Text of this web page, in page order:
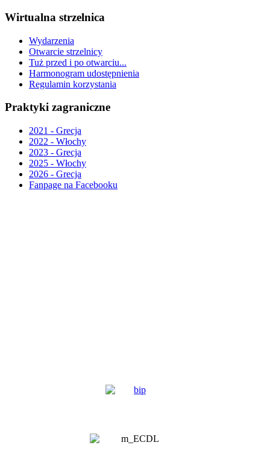
Wirtualna strzelnica
Wydarzenia
Otwarcie strzelnicy
Tuż przed i po otwarciu...
Harmonogram udostępnienia
Regulamin korzystania
Praktyki zagraniczne
2021 - Grecja
2022 - Włochy
2023 - Grecja
2025 - Włochy
2026 - Grecja
Fanpage na Facebooku